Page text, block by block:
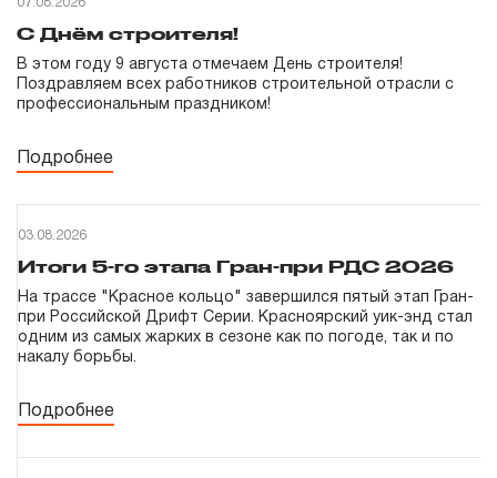
С Днём строителя!
В этом году 9 августа отмечаем День строителя!
Поздравляем всех работников строительной отрасли с
профессиональным праздником!
Подробнее
03.08.2026
Итоги 5-го этапа Гран-при РДС 2026
На трассе "Красное кольцо" завершился пятый этап Гран-
при Российской Дрифт Серии. Красноярский уик-энд стал
одним из самых жарких в сезоне как по погоде, так и по
накалу борьбы.
Подробнее